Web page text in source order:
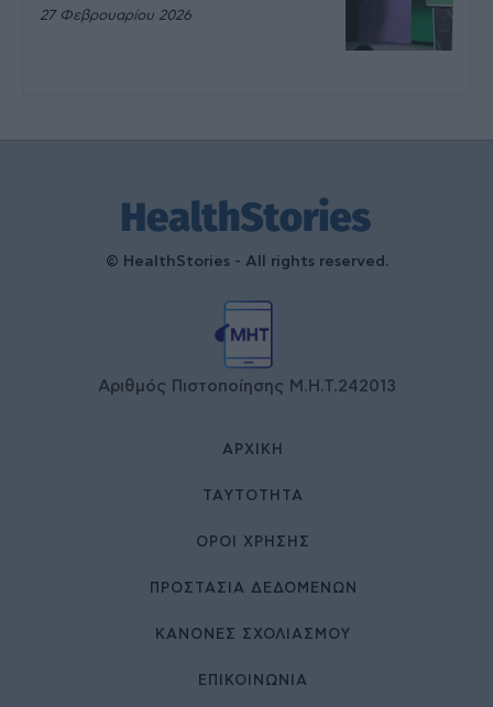
27 Φεβρουαρίου 2026
© HealthStories - All rights reserved.
Αριθμός Πιστοποίησης Μ.Η.Τ.242013
ΑΡΧΙΚΉ
ΤΑΥΤΌΤΗΤΑ
ΌΡΟΙ ΧΡΉΣΗΣ
ΠΡΟΣΤΑΣΙΑ ΔΕΔΟΜΕΝΩΝ
ΚΑΝΟΝΕΣ ΣΧΟΛΙΑΣΜΟΥ
ΕΠΙΚΟΙΝΩΝΊΑ